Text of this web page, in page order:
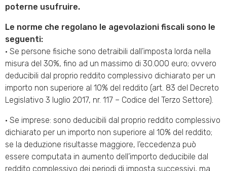
poterne usufruire.
Le norme che regolano le agevolazioni fiscali sono le
seguenti:
• Se persone fisiche sono detraibili dall’imposta lorda nella
misura del 30%, fino ad un massimo di 30.000 euro; ovvero
deducibili dal proprio reddito complessivo dichiarato per un
importo non superiore al 10% del reddito (art. 83 del Decreto
Legislativo 3 luglio 2017, nr. 117 – Codice del Terzo Settore).
• Se imprese: sono deducibili dal proprio reddito complessivo
dichiarato per un importo non superiore al 10% del reddito;
se la deduzione risultasse maggiore, l’eccedenza può
essere computata in aumento dell’importo deducibile dal
reddito complessivo dei periodi di imposta successivi, ma